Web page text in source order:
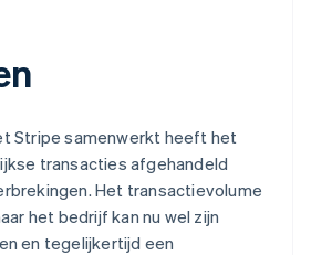
Stripe samenwerkt heeft het
transacties afgehandeld
Het transactievolume
het bedrijf kan nu wel zijn
en tegelijkertijd een